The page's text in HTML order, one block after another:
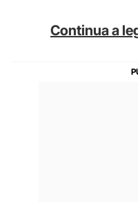
Continua a